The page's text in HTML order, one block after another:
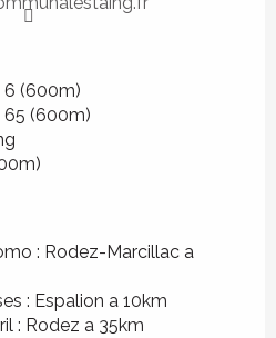
6 (600m)
65 (600m)
: Rodez-Marcillac a
: Espalion a 10km
: Rodez a 35km